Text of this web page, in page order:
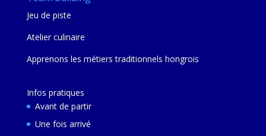
Jeu de piste
Atelier culinaire
Apprenons les métiers traditionnels hongrois
Infos pratiques
Avant de partir
Une fois arrivé